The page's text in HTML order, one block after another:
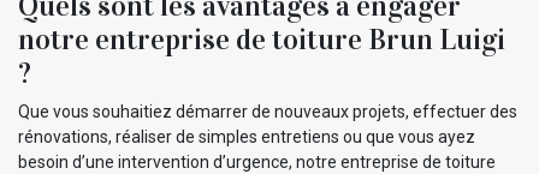
notre entreprise de toiture Brun Luigi
?
Que vous souhaitiez démarrer de nouveaux projets, effectuer des
rénovations, réaliser de simples entretiens ou que vous ayez
besoin d’une intervention d’urgence, notre entreprise de toiture